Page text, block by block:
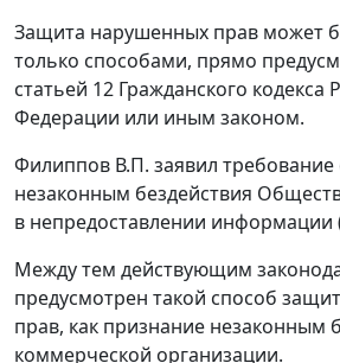
Защита нарушенных прав может
только способами, прямо
статьей 12 Гражданского кодекса
Федерации или иным законом.
Филиппов В.П. заявил
незаконным бездействия
в непредоставлении информации
Между тем действующим
предусмотрен такой способ
прав, как признание незаконным
коммерческой организации.